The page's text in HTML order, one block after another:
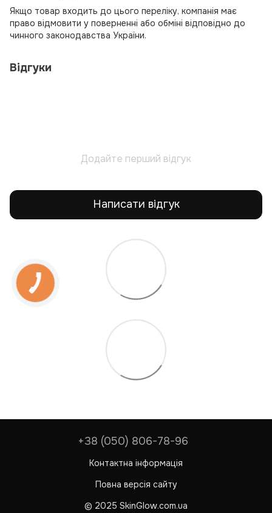
Якщо товар входить до цього переліку, компанія має
право відмовити у поверненні або обміні відповідно до
чинного законодавства України.
Відгуки
Додайте перший відгук
Написати відгук
+38 (050) 806-78-96
Контактна інформація
Повна версія сайту
© 2025 SkinGlow.com.ua